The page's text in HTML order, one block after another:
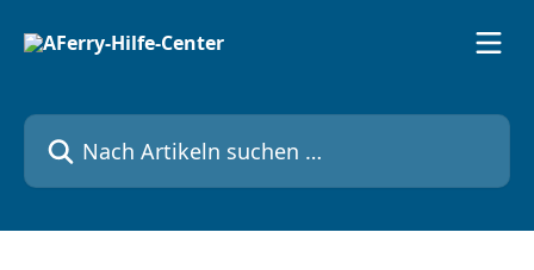
Nach Artikeln suchen …